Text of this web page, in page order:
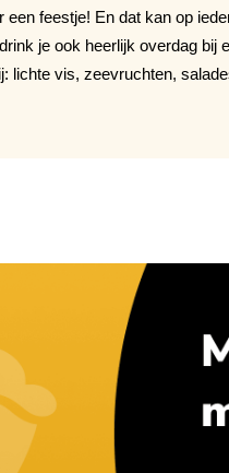
een feestje! En dat kan op
je ook heerlijk overdag bij
lichte vis, zeevruchten,